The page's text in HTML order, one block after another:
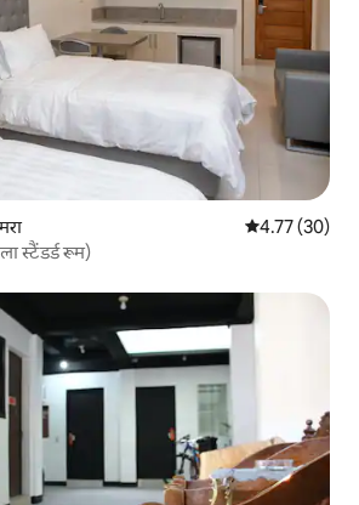
औसत रेटिंग 5 में
4.77 (30)
स्टैंडर्ड रूम)